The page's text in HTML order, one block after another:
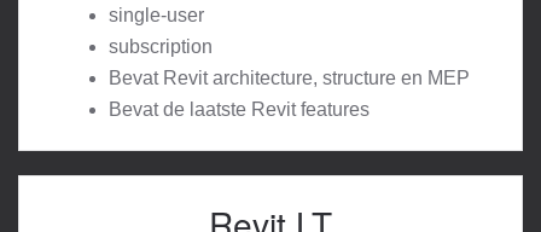
single-user
subscription
Bevat Revit architecture, structure en MEP
Bevat de laatste Revit features